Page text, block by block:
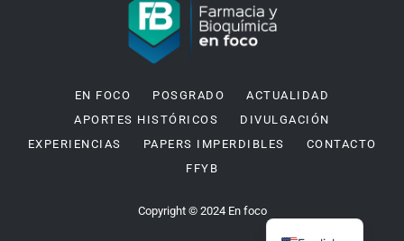
EN FOCO POSGRADO
ACTUALIDAD
APORTES HISTÓRICOS
DIVULGACIÓN
EXPERIENCIAS
PAPERS IMPERDIBLES
CONTACTO
FFYB
Copyright © 2024 En foco